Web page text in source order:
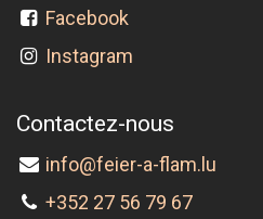
Facebook
Instagram
Contactez-nous
info@feier-a-flam.lu
+352 27 56 79 67